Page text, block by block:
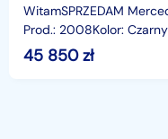
WitamSPRZEDAM
Prod.: 2008Kolor:
KMAutomatyczna
ASOSkórzana tapice
45 850zł